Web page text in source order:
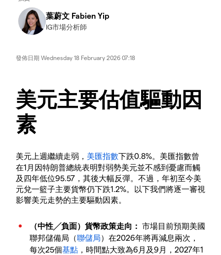
葉蔚文 Fabien Yip
IG市場分析師
發佈日期 Wednesday 18 February 2026 07:18
美元主要估值驅動因
素
美元上週繼續走弱， 美匯指數下跌0.8%。美匯指數曾
在1月因特朗普總統表明對弱勢美元並不感到憂慮而觸
及四年低位95.57，其後大幅反彈。不過，年初至今美
元兌一籃子主要貨幣仍下跌1.2%。以下我們將逐一審視
影響美元走勢的主要驅動因素。
（中性╱負面）貨幣政策走向： 市場目前預期美國
聯邦儲備局（聯儲局）在2026年將再減息兩次，
每次25個基點 ，時間點大致為6月及9月，2027年1